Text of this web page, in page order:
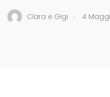
Clara e Gigi . 4